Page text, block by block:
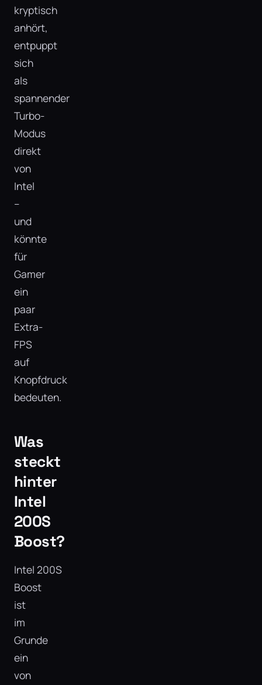
kryptisch
anhört,
entpuppt
sich
als
spannender
Turbo-
Modus
direkt
von
Intel
–
und
könnte
für
Gamer
ein
paar
Extra-
FPS
auf
Knopfdruck
bedeuten.
Was
steckt
hinter
Intel
200S
Boost?
Intel 200S
Boost
ist
im
Grunde
ein
von